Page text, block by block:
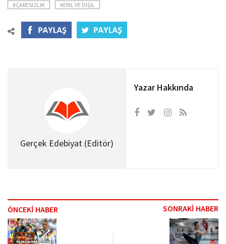
#ÇARESIZLIK #ERIL VE DIŞIL
Gerçek Edebiyat (Editör)
Yazar Hakkında
ÖNCEKİ HABER SONRAKİ HABER